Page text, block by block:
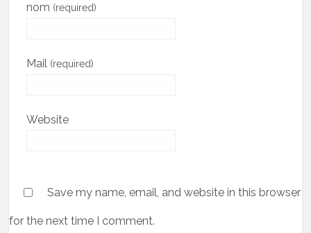
nom (required)
Mail (required)
Website
Save my name, email, and website in this browser
for the next time I comment.